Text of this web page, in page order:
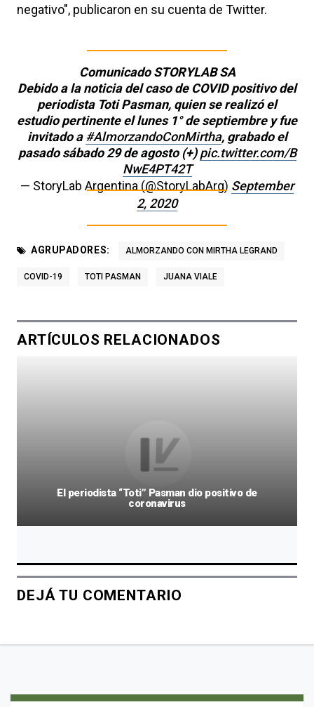
negativo", publicaron en su cuenta de Twitter.
Comunicado STORYLAB SA
Debido a la noticia del caso de COVID positivo del
periodista Toti Pasman, quien se realizó el
estudio pertinente el lunes 1° de septiembre y fue
invitado a#AlmorzandoConMirtha, grabado el
pasado sábado 29 de agosto (+)pic.twitter.com/B
NwE4PT42T
— StoryLab Argentina (@StoryLabArg) September
2, 2020
AGRUPADORES: ALMORZANDO CON MIRTHA LEGRAND
COVID-19 TOTI PASMAN JUANA VIALE
ARTÍCULOS RELACIONADOS
El periodista “Toti” Pasman dio positivo de
coronavirus
DEJÁ TU COMENTARIO